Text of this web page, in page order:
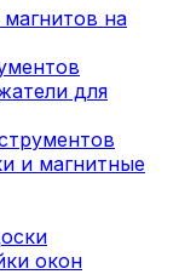
на
для
и магнитные
окон